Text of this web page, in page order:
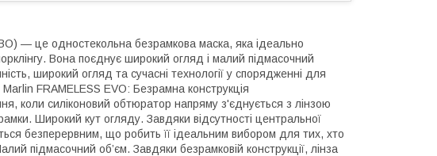
— це одностекольна безрамкова маска, яка ідеально
Вона поєднує широкий огляд і малий підмасочний
широкий огляд та сучасні технології у спорядженні для
FRAMELESS EVO: Безрамна конструкція
коли силіконовий обтюратор напряму з'єднується з лінзою
Широкий кут огляду. Завдяки відсутності центральної
безперервним, що робить її ідеальним вибором для тих, хто
підмасочний об’єм. Завдяки безрамковій конструкції, лінза